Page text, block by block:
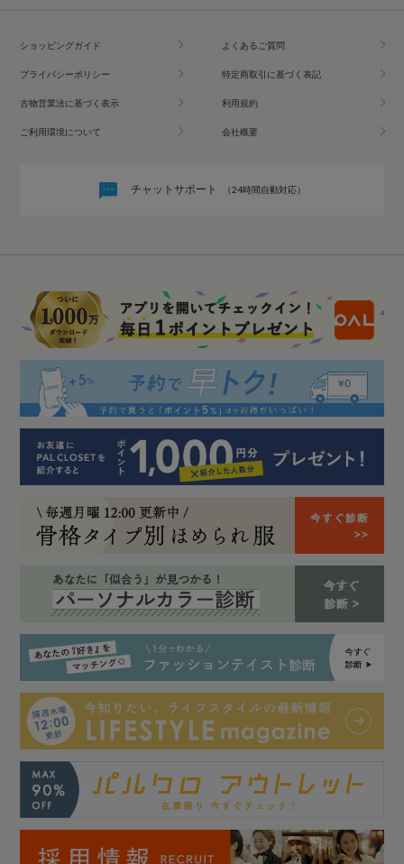
ショッピングガイド よくあるご質問
プライバシーポリシー 特定商取引に基づく表記
古物営業法に基づく表示 利用規約
ご利用環境について 会社概要
チャットサポート （24時間自動対応）